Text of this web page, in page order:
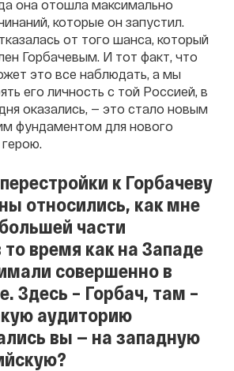
она отошла максимально
которые он запустил.
от того шанса, который
Горбачевым. И тот факт, что
это все наблюдать, а мы
его личность с той Россией, в
оказались, — это стало новым
фундаментом для нового
к Горбачеву
относились, как мне
части
то время как на Западе
совершенно в
Здесь – Горбач, там –
аудиторию
вы — на западную